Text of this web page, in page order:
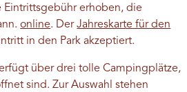
Eintrittsgebühr erhoben, die
online. DerJahreskarte für den
in den Park akzeptiert.
über drei tolle Campingplätze,
sind. Zur Auswahl stehen